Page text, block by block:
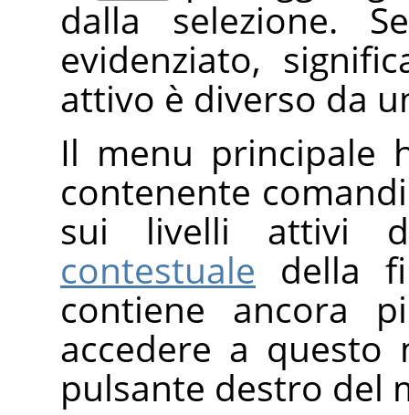
dalla selezione.
evidenziato,
attivo è diverso da
Il menu principale
contenente
sui livelli attivi
contestuale della
contiene ancora
accedere a
pulsante destro del